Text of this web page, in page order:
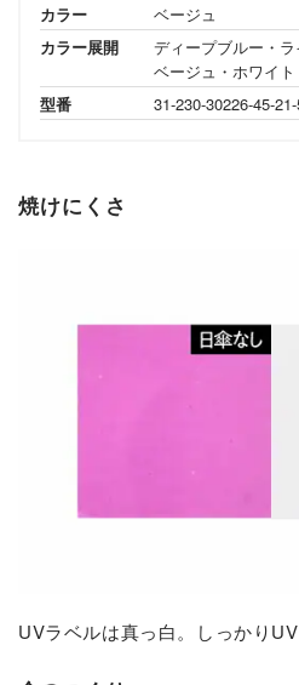
カラー
ベージュ
カラー展開
ディープブルー・
ベージュ・ホワイト
型番
31-230-30226-45-
焼けにくさ
UVラベルは真っ白。しっかり